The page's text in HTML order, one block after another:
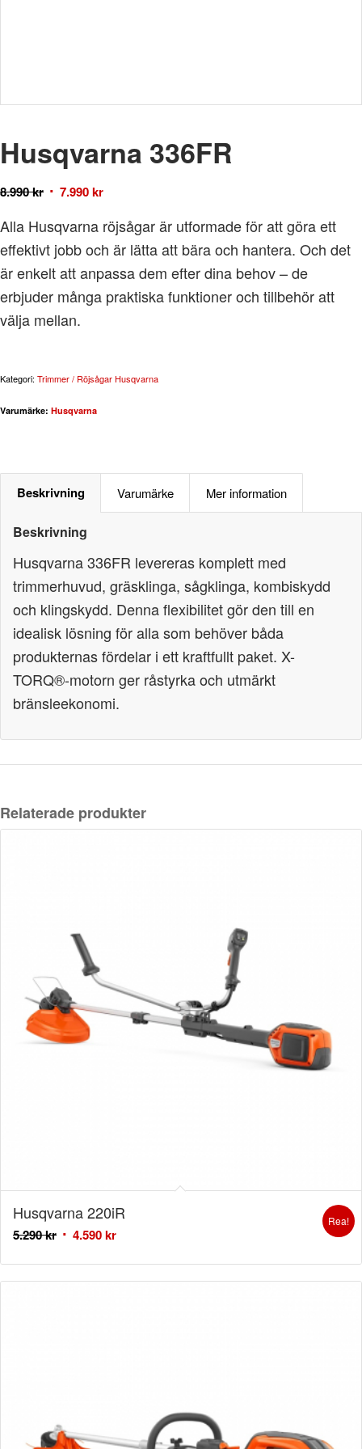
Husqvarna 336FR
8.990kr 7.990kr
Alla Husqvarna röjsågar är utformade för att göra ett
effektivt jobb och är lätta att bära och hantera. Och det
är enkelt att anpassa dem efter dina behov – de
erbjuder många praktiska funktioner och tillbehör att
välja mellan.
Kategori: Trimmer / Röjsågar Husqvarna
Varumärke: Husqvarna
Beskrivning Varumärke Mer information
Beskrivning
Husqvarna 336FR levereras komplett med
trimmerhuvud, gräsklinga, sågklinga, kombiskydd
och klingskydd. Denna flexibilitet gör den till en
idealisk lösning för alla som behöver båda
produkternas fördelar i ett kraftfullt paket. X-
TORQ®-motorn ger råstyrka och utmärkt
bränsleekonomi.
Relaterade produkter
Husqvarna 220iR
5.290kr 4.590kr
Rea!